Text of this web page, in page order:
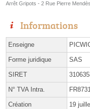
Arrêt Gripots - 2 Rue Pierre
Informations
Enseigne
Forme juridique SAS
SIRET
N° TVA Intra.
Création 19